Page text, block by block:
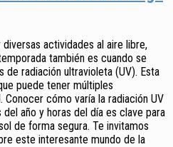
actividades al aire libre,
también es cuando se
de radiación ultravioleta (UV). Esta
puede tener múltiples
Conocer cómo varía la radiación UV
año y horas del día es clave para
de forma segura. Te invitamos
este interesante mundo de la